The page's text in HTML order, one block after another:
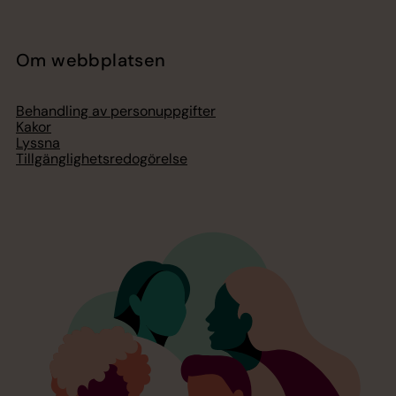
Om webbplatsen
Behandling av personuppgifter
Kakor
Lyssna
Tillgänglighetsredogörelse